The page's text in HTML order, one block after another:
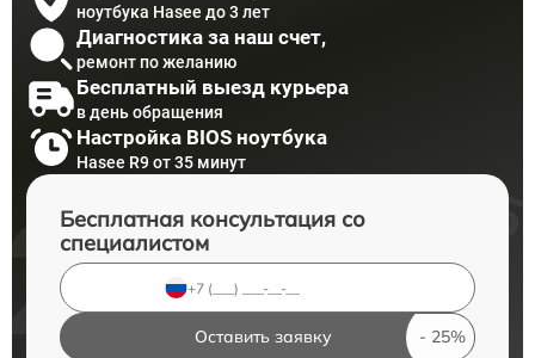
ноутбука Hasee до 3 лет
Диагностика за наш счет,
ремонт по желанию
Бесплатный выезд курьера
в день обращения
Настройка BIOS ноутбука
Hasee R9 от 35 минут
Бесплатная консультация со
специалистом
Оставить заявку